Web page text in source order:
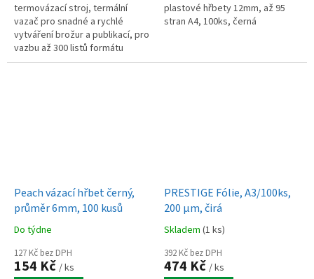
termovázací stroj, termální
vazač pro snadné a rychlé
vytváření brožur a publikací, pro
vazbu až 300 listů formátu
nejvýše A4 s maximální výškou
plastové hřbety 12mm, až 95
stran A4, 100ks, černá
Peach vázací hřbet černý,
průměr 6mm, 100 kusů
Do týdne
127 Kč bez DPH
154 Kč / ks
PRESTIGE Fólie, A3/100ks,
200 µm, čirá
Skladem (1 ks)
392 Kč bez DPH
474 Kč / ks